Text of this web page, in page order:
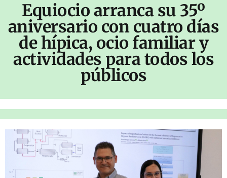
Equiocio arranca su 35º
aniversario con cuatro días
de hípica, ocio familiar y
actividades para todos los
públicos